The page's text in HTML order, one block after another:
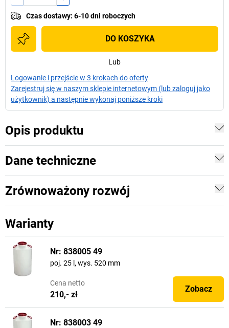
Czas dostawy: 6-10 dni roboczych
DO KOSZYKA
Lub
Logowanie i przejście w 3 krokach do oferty
Zarejestruj się w naszym sklepie internetowym (lub zaloguj jako
użytkownik) a następnie wykonaj poniższe kroki
Opis produktu
Dane techniczne
Zrównoważony rozwój
Warianty
Nr: 838005 49
poj. 25 l, wys. 520 mm
Cena netto
210,- zł
Zobacz
Nr: 838003 49